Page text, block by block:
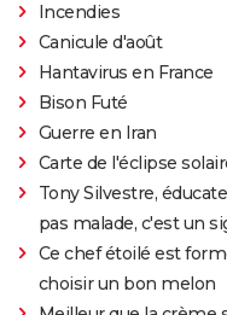
Incendies
Canicule d'août
Hantavirus en France
Bison Futé
Guerre en Iran
Carte de l'éclipse
Tony Silvestre,
pas malade, c'est un
Ce chef étoilé est
choisir un bon melon